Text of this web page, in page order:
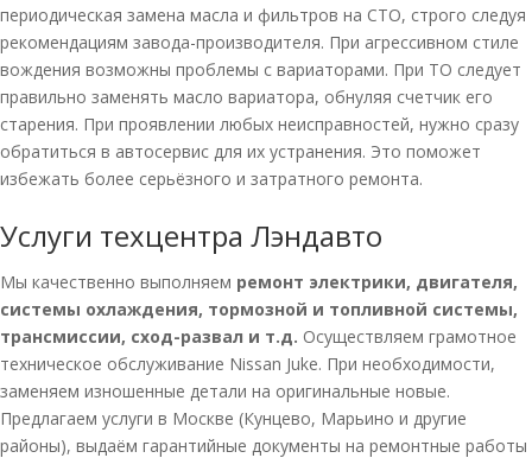
периодическая замена масла и фильтров на СТО, строго следуя
рекомендациям завода-производителя. При агрессивном стиле
вождения возможны проблемы с вариаторами. При ТО следует
правильно заменять масло вариатора, обнуляя счетчик его
старения. При проявлении любых неисправностей, нужно сразу
обратиться в автосервис для их устранения. Это поможет
избежать более серьёзного и затратного ремонта.
Услуги техцентра Лэндавто
Мы качественно выполняем ремонт электрики, двигателя,
системы охлаждения, тормозной и топливной системы,
трансмиссии, сход-развал и т.д. Осуществляем грамотное
техническое обслуживание Nissan Juke. При необходимости,
заменяем изношенные детали на оригинальные новые.
Предлагаем услуги в Москве (Кунцево, Марьино и другие
районы), выдаём гарантийные документы на ремонтные работы